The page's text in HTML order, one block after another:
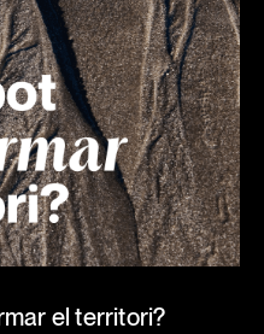
el territori?